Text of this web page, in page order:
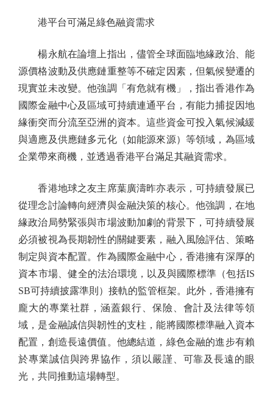
港平台可滿足綠色融資需求
楊永航在論壇上指出，儘管全球面臨地緣政治、能
源價格波動及供應鏈重整等不確定因素，但氣候變遷的
現實並未改變。他強調「有危就有機」，指出香港作為
國際金融中心及區域可持續連通平台，有能力捕捉因地
緣衝突而分流至亞洲的資本。這些資金可投入氣候減緩
與適應及供應鏈多元化（如能源來源）等領域，為區域
企業帶來商機，並透過香港平台滿足其融資需求。
香港地球之友主席葉廣濤昨亦表示，可持續發展已
從理念討論轉向經濟與金融決策的核心。他強調，在地
緣政治局勢緊張與市場波動加劇的背景下，可持續發展
必須被視為長期韌性的關鍵要素，融入風險評估、策略
制定與資本配置。作為國際金融中心，香港擁有深厚的
資本市場、健全的法治環境，以及與國際標準（包括IS
SB可持續披露準則）接軌的監管框架。此外，香港擁有
龐大的專業社群，涵蓋銀行、保險、會計及法律等領
域，是金融誠信與韌性的支柱，能將國際標準融入資本
配置，創造長遠價值。他總結道，綠色金融的進步有賴
於專業誠信與跨界協作，須以嚴謹、可靠及長遠的眼
光，共同推動這場轉型。